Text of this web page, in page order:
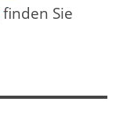
finden Sie